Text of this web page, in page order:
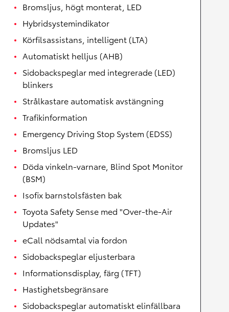
Bromsljus, högt monterat, LED
Hybridsystemindikator
Körfilsassistans, intelligent (LTA)
Automatiskt helljus (AHB)
Sidobackspeglar med integrerade (LED)
blinkers
Strålkastare automatisk avstängning
Trafikinformation
Emergency Driving Stop System (EDSS)
Bromsljus LED
Döda vinkeln-varnare, Blind Spot Monitor
(BSM)
Isofix barnstolsfästen bak
Toyota Safety Sense med "Over-the-Air
Updates"
eCall nödsamtal via fordon
Sidobackspeglar eljusterbara
Informationsdisplay, färg (TFT)
Hastighetsbegränsare
Sidobackspeglar automatiskt elinfällbara